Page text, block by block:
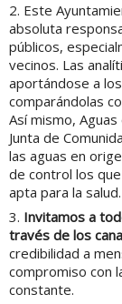
2. Este
absoluta
públicos,
vecinos. Las
aportándose a
comparándolas
Así mismo,
Junta de
las aguas en
de control los
apta para la salud.
3. Invitamos a
través de los
credibilidad a
compromiso con
constante.